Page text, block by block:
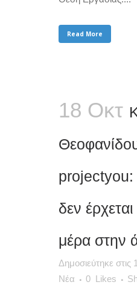
Read More
18 Οκτ
projectyou:
δεν
μέρα στην
Δημοσιεύτηκε στις
Νέα
0 Likes